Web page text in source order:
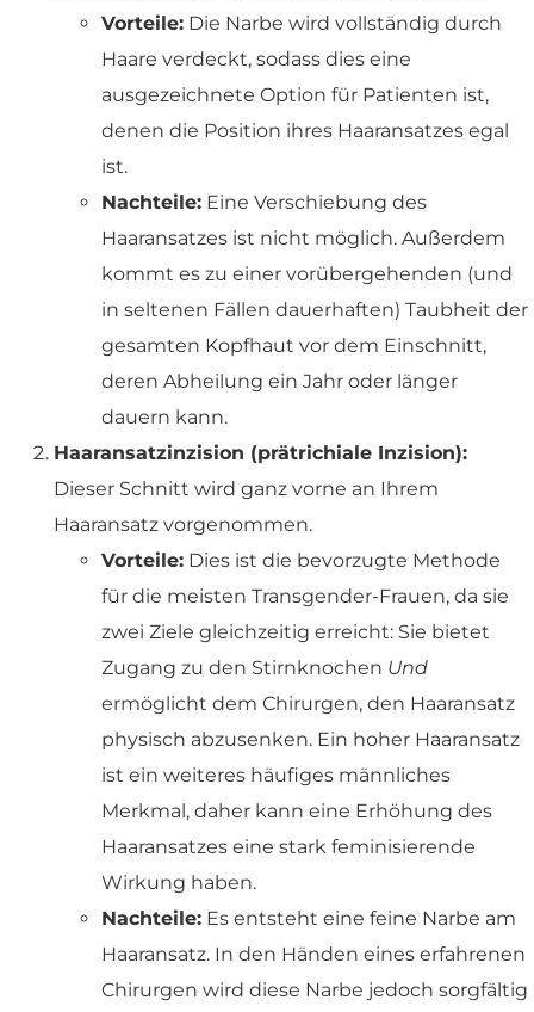
Vorteile: Die Narbe wird vollständig durch
Haare verdeckt, sodass dies eine
ausgezeichnete Option für Patienten ist,
denen die Position ihres Haaransatzes egal
ist.
Nachteile: Eine Verschiebung des
Haaransatzes ist nicht möglich. Außerdem
kommt es zu einer vorübergehenden (und
in seltenen Fällen dauerhaften) Taubheit der
gesamten Kopfhaut vor dem Einschnitt,
deren Abheilung ein Jahr oder länger
dauern kann.
Haaransatzinzision (prätrichiale Inzision):
Dieser Schnitt wird ganz vorne an Ihrem
Haaransatz vorgenommen.
Vorteile: Dies ist die bevorzugte Methode
für die meisten Transgender-Frauen, da sie
zwei Ziele gleichzeitig erreicht: Sie bietet
Zugang zu den Stirnknochen Und
ermöglicht dem Chirurgen, den Haaransatz
physisch abzusenken. Ein hoher Haaransatz
ist ein weiteres häufiges männliches
Merkmal, daher kann eine Erhöhung des
Haaransatzes eine stark feminisierende
Wirkung haben.
Nachteile: Es entsteht eine feine Narbe am
Haaransatz. In den Händen eines erfahrenen
Chirurgen wird diese Narbe jedoch sorgfältig